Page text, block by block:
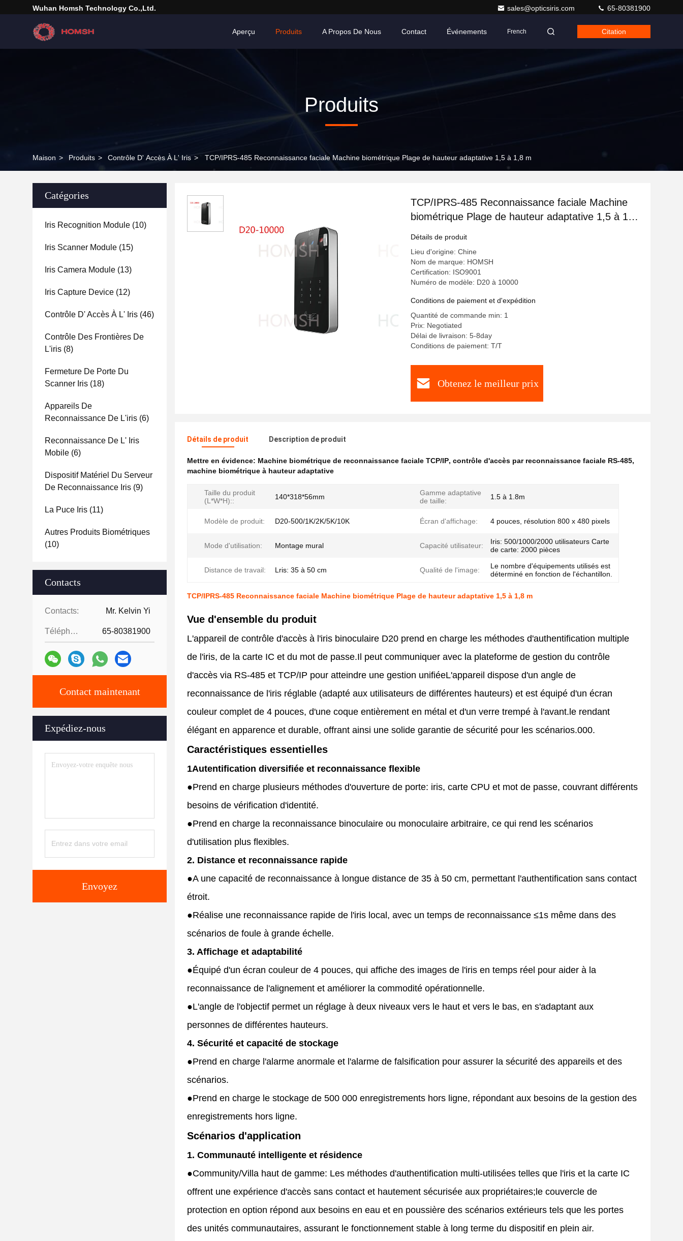
Wuhan Homsh Technology Co.,Ltd. sales@opticsiris.com 65-80381900
Aperçu Produits A Propos De Nous Contact Événements French Citation
Produits
Maison > Produits > Contrôle D' Accès À L' Iris > TCP/IPRS-485 Reconnaissance faciale Machine biométrique Plage de hauteur adaptative 1,5 à 1,8 m
Catégories
Iris Recognition Module (10)
Iris Scanner Module (15)
Iris Camera Module (13)
Iris Capture Device (12)
Contrôle D' Accès À L' Iris (46)
Contrôle Des Frontières De
L'iris (8)
Fermeture De Porte Du
Scanner Iris (18)
Appareils De
Reconnaissance De L'iris (6)
Reconnaissance De L' Iris
Mobile (6)
Dispositif Matériel Du Serveur
De Reconnaissance Iris (9)
La Puce Iris (11)
Autres Produits Biométriques
(10)
Contacts
Contacts: Mr. Kelvin Yi
Téléphone: 65-80381900
Contact maintenant
Expédiez-nous
Envoyez
TCP/IPRS-485 Reconnaissance faciale Machine
biométrique Plage de hauteur adaptative 1,5 à 1,8
Détails de produit
Lieu d'origine: Chine
Nom de marque: HOMSH
Certification: ISO9001
Numéro de modèle: D20 à 10000
Conditions de paiement et d'expédition
Quantité de commande min: 1
Prix: Negotiated
Délai de livraison: 5-8day
Conditions de paiement: T/T
Obtenez le meilleur prix
Détails de produit Description de produit
Mettre en évidence: Machine biométrique de reconnaissance faciale TCP/IP, contrôle d'accès par reconnaissance faciale RS-485,
machine biométrique à hauteur adaptative
Taille du produit
(L*W*H)::
140*318*56mm
Gamme adaptative
de taille:
1.5 à 1.8m
Modèle de produit: D20-500/1K/2K/5K/10K Écran d'affichage: 4 pouces, résolution 800 x 480 pixels
Mode d'utilisation: Montage mural Capacité utilisateur:
Iris: 500/1000/2000 utilisateurs Carte
de carte: 2000 pièces
Distance de travail: Lris: 35 à 50 cm Qualité de l'image:
Le nombre d'équipements utilisés est
déterminé en fonction de l'échantillon.
TCP/IPRS-485 Reconnaissance faciale Machine biométrique Plage de hauteur adaptative 1,5 à 1,8 m
Vue d'ensemble du produit
L'appareil de contrôle d'accès à l'iris binoculaire D20 prend en charge les méthodes d'authentification multiple
de l'iris, de la carte IC et du mot de passe.Il peut communiquer avec la plateforme de gestion du contrôle
d'accès via RS-485 et TCP/IP pour atteindre une gestion unifiéeL'appareil dispose d'un angle de
reconnaissance de l'iris réglable (adapté aux utilisateurs de différentes hauteurs) et est équipé d'un écran
couleur complet de 4 pouces, d'une coque entièrement en métal et d'un verre trempé à l'avant.le rendant
élégant en apparence et durable, offrant ainsi une solide garantie de sécurité pour les scénarios.000.
Caractéristiques essentielles
1Autentification diversifiée et reconnaissance flexible
●Prend en charge plusieurs méthodes d'ouverture de porte: iris, carte CPU et mot de passe, couvrant différents
besoins de vérification d'identité.
●Prend en charge la reconnaissance binoculaire ou monoculaire arbitraire, ce qui rend les scénarios
d'utilisation plus flexibles.
2. Distance et reconnaissance rapide
●A une capacité de reconnaissance à longue distance de 35 à 50 cm, permettant l'authentification sans contact
étroit.
●Réalise une reconnaissance rapide de l'iris local, avec un temps de reconnaissance ≤1s même dans des
scénarios de foule à grande échelle.
3. Affichage et adaptabilité
●Équipé d'un écran couleur de 4 pouces, qui affiche des images de l'iris en temps réel pour aider à la
reconnaissance de l'alignement et améliorer la commodité opérationnelle.
●L'angle de l'objectif permet un réglage à deux niveaux vers le haut et vers le bas, en s'adaptant aux
personnes de différentes hauteurs.
4. Sécurité et capacité de stockage
●Prend en charge l'alarme anormale et l'alarme de falsification pour assurer la sécurité des appareils et des
scénarios.
●Prend en charge le stockage de 500 000 enregistrements hors ligne, répondant aux besoins de la gestion des
enregistrements hors ligne.
Scénarios d'application
1. Communauté intelligente et résidence
●Community/Villa haut de gamme: Les méthodes d'authentification multi-utilisées telles que l'iris et la carte IC
offrent une expérience d'accès sans contact et hautement sécurisée aux propriétaires;le couvercle de
protection en option répond aux besoins en eau et en poussière des scénarios extérieurs tels que les portes
des unités communautaires, assurant le fonctionnement stable à long terme du dispositif en plein air.